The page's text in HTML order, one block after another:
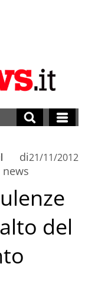
di
news
21/11/2012
del